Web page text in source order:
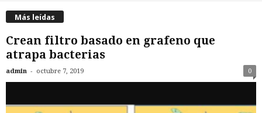
Más leídas
Crean filtro basado en grafeno que
atrapa bacterias
admin - octubre 7, 2019 0